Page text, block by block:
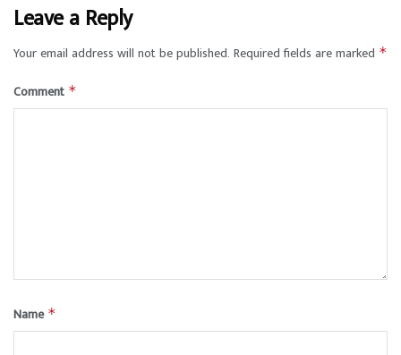
Leave a Reply
Your email address will not be published. Required fields are marked *
Comment *
Name *